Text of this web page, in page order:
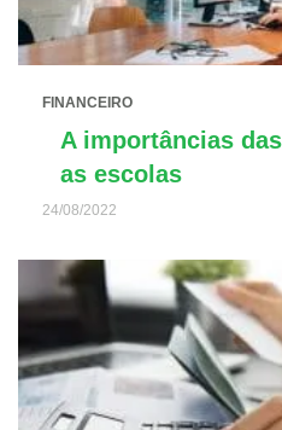
FINANCEIRO
A importâncias
as escolas
24/08/2022